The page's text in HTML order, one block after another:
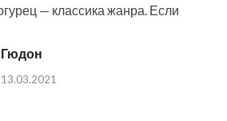
— классика жанра. Если
Гюдон
13.03.2021